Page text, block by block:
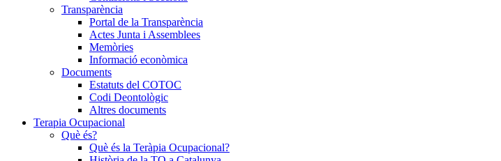
Transparència
Portal de la Transparència
Actes Junta i Assemblees
Memòries
Informació econòmica
Documents
Estatuts del COTOC
Codi Deontològic
Altres documents
Terapia Ocupacional
Què és?
Què és la Teràpia Ocupacional?